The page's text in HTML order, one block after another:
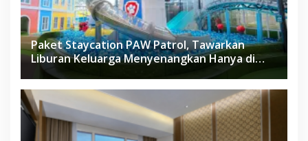
Paket Staycation PAW Patrol, Tawarkan
Liburan Keluarga Menyenangkan Hanya di
Herloom Hotel BSD